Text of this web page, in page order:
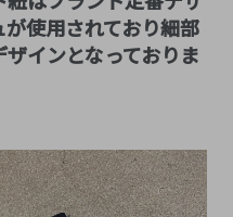
使用されており細部
インとなっておりま